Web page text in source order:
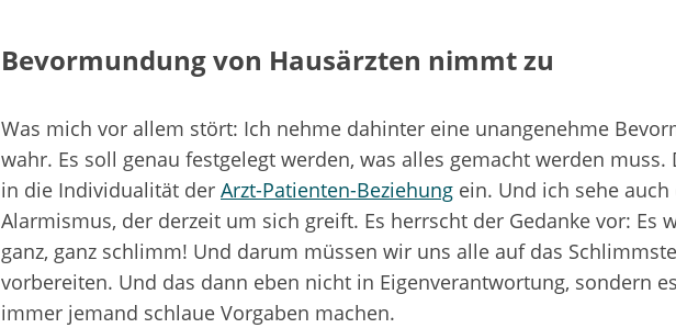
Bevormundung von Hausärzten nimmt zu
Was mich vor allem stört: Ich nehme dahinter eine unangenehme
wahr. Es soll genau festgelegt werden, was alles gemacht werden muss.
in die Individualität der Arzt-Patienten-Beziehung ein. Und ich sehe auch
Alarmismus, der derzeit um sich greift. Es herrscht der Gedanke vor: Es
ganz, ganz schlimm! Und darum müssen wir uns alle auf das Schlimmste
vorbereiten. Und das dann eben nicht in Eigenverantwortung, sondern
immer jemand schlaue Vorgaben machen.